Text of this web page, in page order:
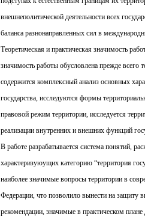
внешнеполитической деятельности всех
баланса разнонаправленных сил в
Теоретическая и практическая значимость
значимость работы обусловлена прежде всего
содержится комплексный анализ основных
государства, исследуются формы
правовой режим территории, исследуется
реализации внутренних и внешних функций
В работе разрабатывается система понятий,
характеризуюущих категорию “территория
наиболее значимые вопросы территории в
Федерации, что позволило вынести на защиту
рекомендации, значимые в практическом